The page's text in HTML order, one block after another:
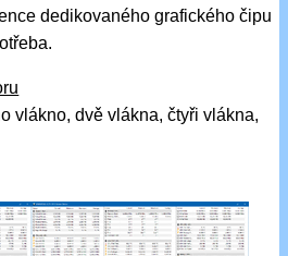
dedikovaného grafického čipu
vlákno, dvě vlákna, čtyři vlákna,